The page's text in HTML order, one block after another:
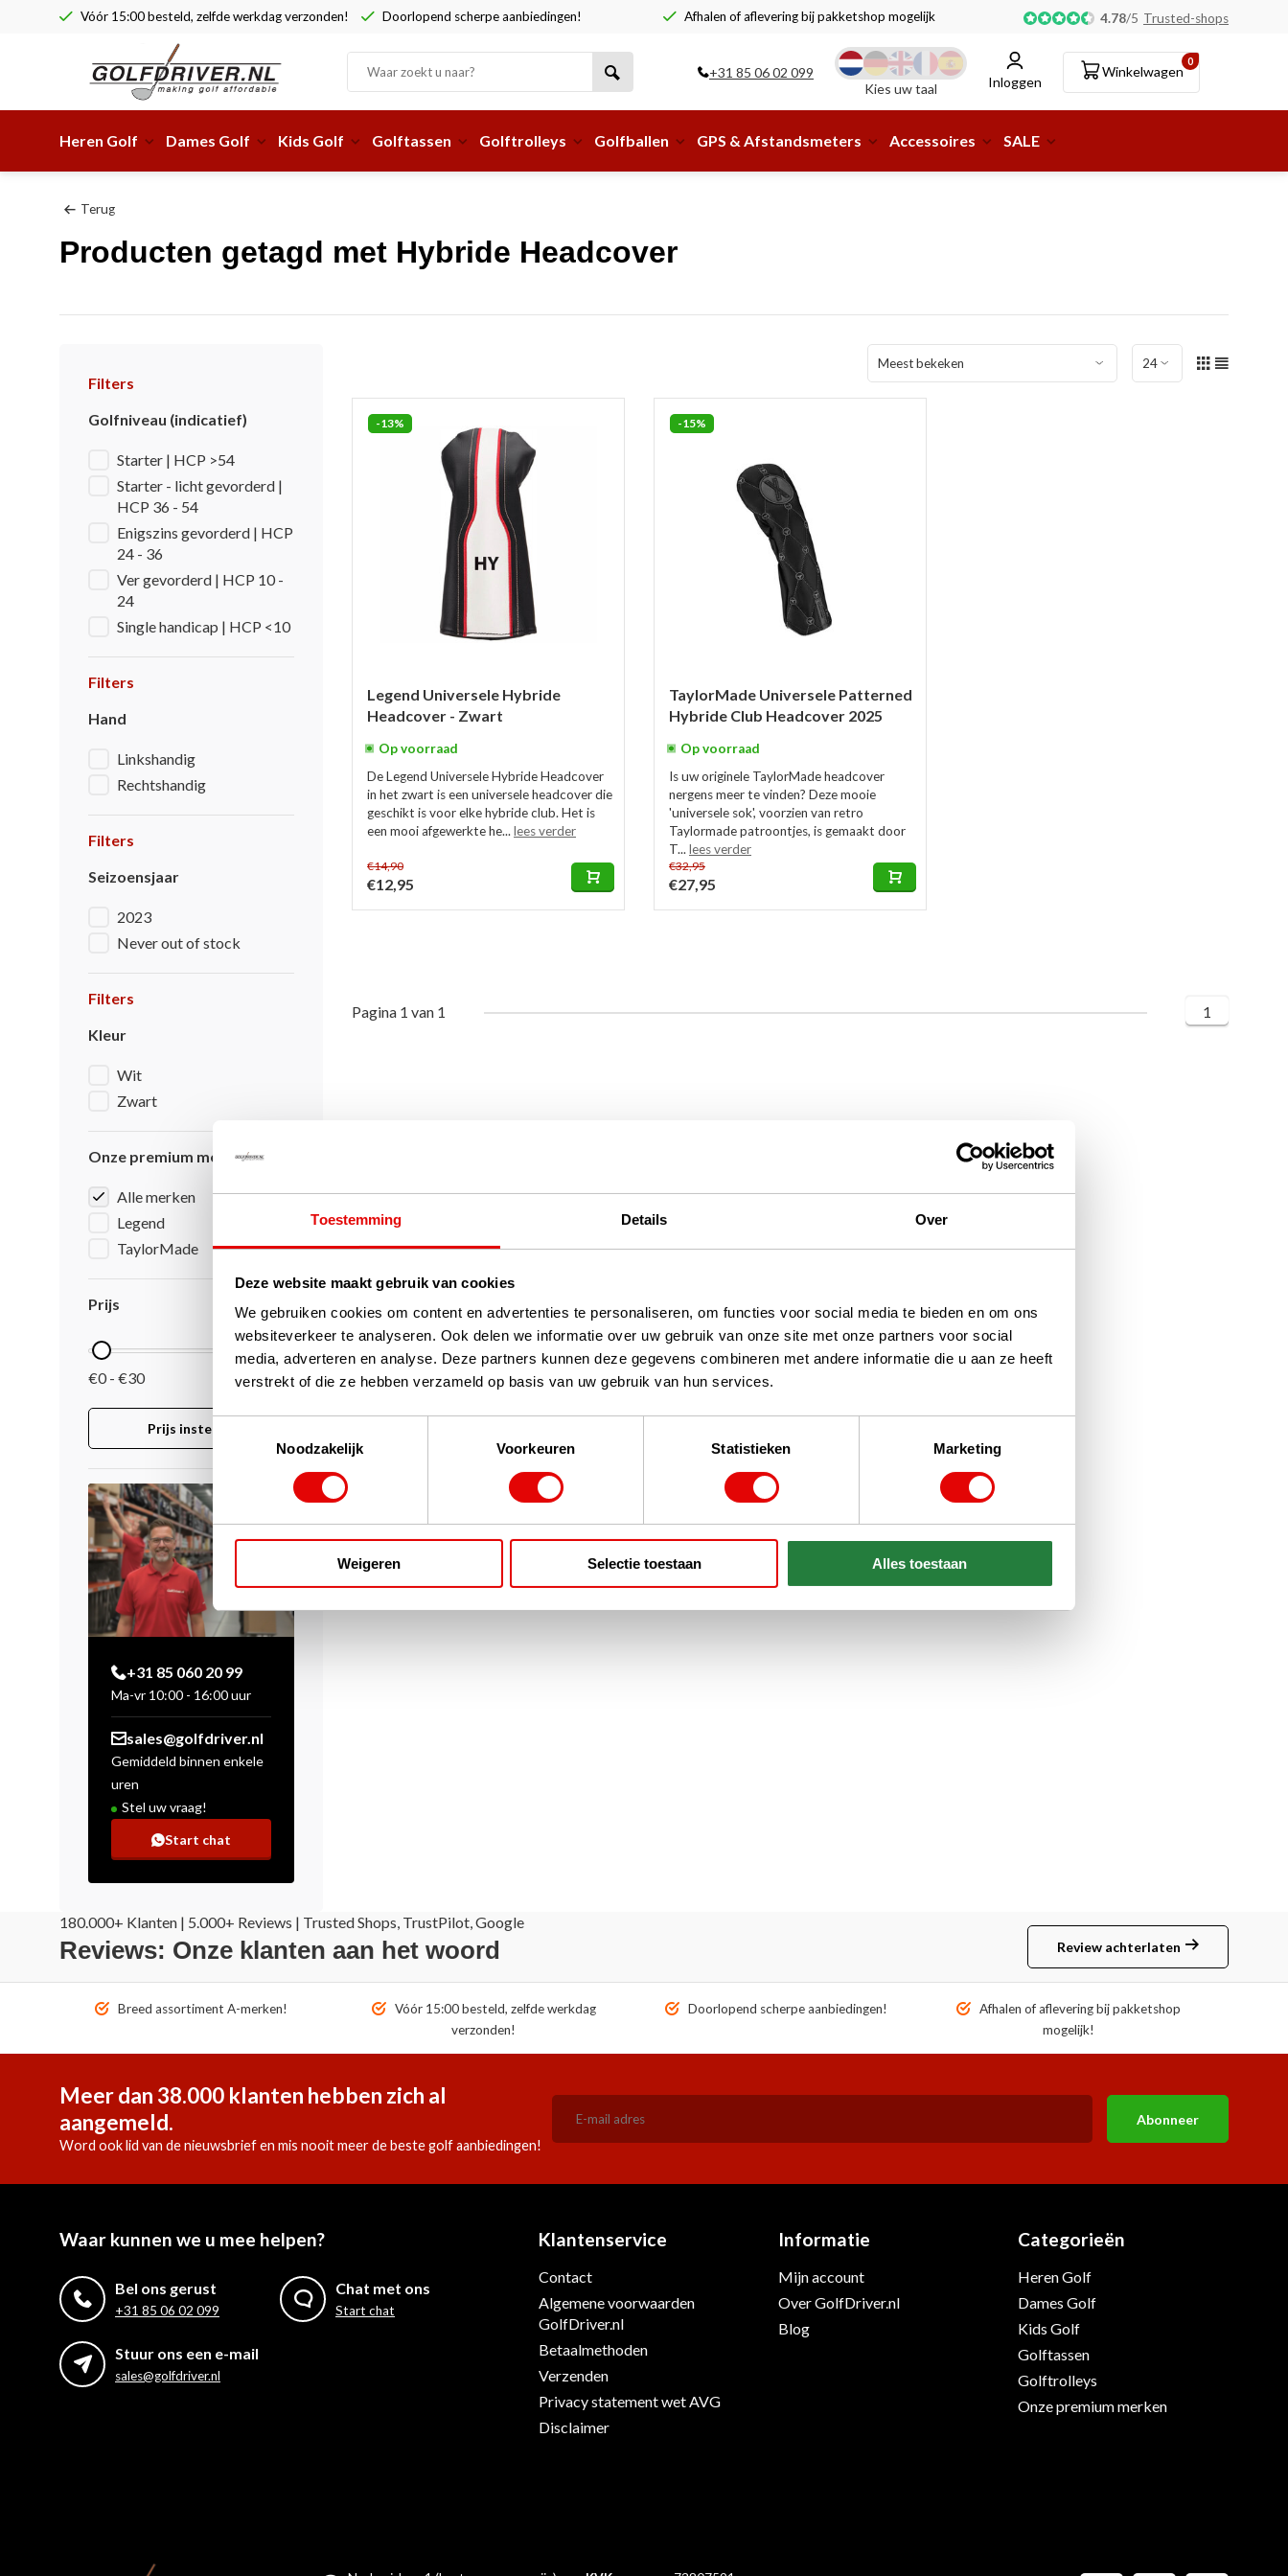
Toestemming Details Over
Deze website maakt gebruik van cookies
We gebruiken cookies om content en advertenties te personaliseren, om functies voor social media te bieden en om ons
websiteverkeer te analyseren. Ook delen we informatie over uw gebruik van onze site met onze partners voor social
media, adverteren en analyse. Deze partners kunnen deze gegevens combineren met andere informatie die u aan ze heeft
verstrekt of die ze hebben verzameld op basis van uw gebruik van hun services.
Noodzakelijk
Voorkeuren Statistieken Marketing
Weigeren Selectie toestaan Alles toestaan
Vóór 15:00 besteld, zelfde werkdag verzonden! Doorlopend scherpe aanbiedingen! Afhalen of aflevering bij pakketshop mogelijk! 4.78/5 Trusted-shops
+31 85 06 02 099
Kies uw taal
Inloggen
0
Winkelwagen
Heren Golf Dames Golf Kids Golf Golftassen Golftrolleys Golfballen GPS & Afstandsmeters Accessoires SALE
Terug
Producten getagd met Hybride Headcover
Filters
Golfniveau (indicatief)
Starter | HCP >54
Starter - licht gevorderd |
HCP 36 - 54
Enigszins gevorderd | HCP
24 - 36
Ver gevorderd | HCP 10 -
24
Single handicap | HCP <10
Filters
Hand
Linkshandig
Rechtshandig
Filters
Seizoensjaar
2023
Never out of stock
Filters
Kleur
Wit
Zwart
Onze premium merken
Alle merken
Legend
TaylorMade
Prijs
€0 - €30
Prijs instellen
+31 85 060 20 99
Ma-vr 10:00 - 16:00 uur
sales@golfdriver.nl
Gemiddeld binnen enkele
uren
Stel uw vraag!
Start chat
-13%
Legend Universele Hybride
Headcover - Zwart
Op voorraad
De Legend Universele Hybride Headcover
in het zwart is een universele headcover die
geschikt is voor elke hybride club. Het is
een mooi afgewerkte he... lees verder
€14,90
€12,95
-15%
TaylorMade Universele Patterned
Hybride Club Headcover 2025
Op voorraad
Is uw originele TaylorMade headcover
nergens meer te vinden? Deze mooie
'universele sok', voorzien van retro
Taylormade patroontjes, is gemaakt door
T... lees verder
€32,95
€27,95
Pagina 1 van 1 1
180.000+ Klanten | 5.000+ Reviews | Trusted Shops, TrustPilot, Google
Reviews: Onze klanten aan het woord Review achterlaten
Breed assortiment A-merken!
Vóór 15:00 besteld, zelfde werkdag
verzonden!
Doorlopend scherpe aanbiedingen!
Afhalen of aflevering bij pakketshop
mogelijk!
Meer dan 38.000 klanten hebben zich al
aangemeld.
Word ook lid van de nieuwsbrief en mis nooit meer de beste golf aanbiedingen!
Abonneer
Waar kunnen we u mee helpen?
Bel ons gerust
+31 85 06 02 099
Chat met ons
Start chat
Stuur ons een e-mail
sales@golfdriver.nl
Klantenservice
Contact
Algemene voorwaarden
GolfDriver.nl
Betaalmethoden
Verzenden
Privacy statement wet AVG
Disclaimer
Informatie
Mijn account
Over GolfDriver.nl
Blog
Categorieën
Heren Golf
Dames Golf
Kids Golf
Golftassen
Golftrolleys
Onze premium merken